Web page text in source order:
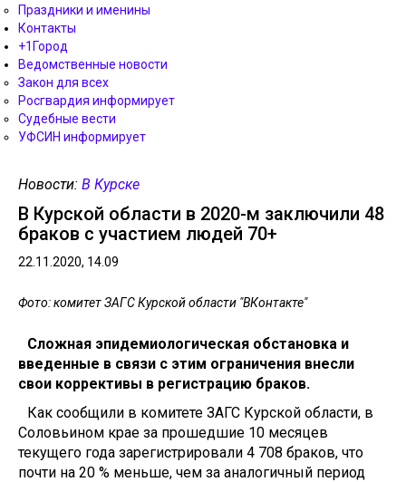
Праздники и именины
Контакты
+1Город
Ведомственные новости
Закон для всех
Росгвардия информирует
Судебные вести
УФСИН информирует
Новости: В Курске
В Курской области в 2020-м заключили 48
браков с участием людей 70+
22.11.2020, 14.09
Фото: комитет ЗАГС Курской области "ВКонтакте"
Сложная эпидемиологическая обстановка и
введенные в связи с этим ограничения внесли
свои коррективы в регистрацию браков.
Как сообщили в комитете ЗАГС Курской области, в
Соловьином крае за прошедшие 10 месяцев
текущего года зарегистрировали 4 708 браков, что
почти на 20 % меньше, чем за аналогичный период